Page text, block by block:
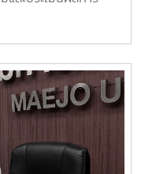
มและประเมินผลการ
หาวิทยาลัย 2
ณะกรรมการเข้าร่วม
ดร.สุริยจรัส เตชะตัน
ช่วยศาสตราจารย์
ที่ร้อยตรี ดร.จงกล
งข์แก้ว ประธาน